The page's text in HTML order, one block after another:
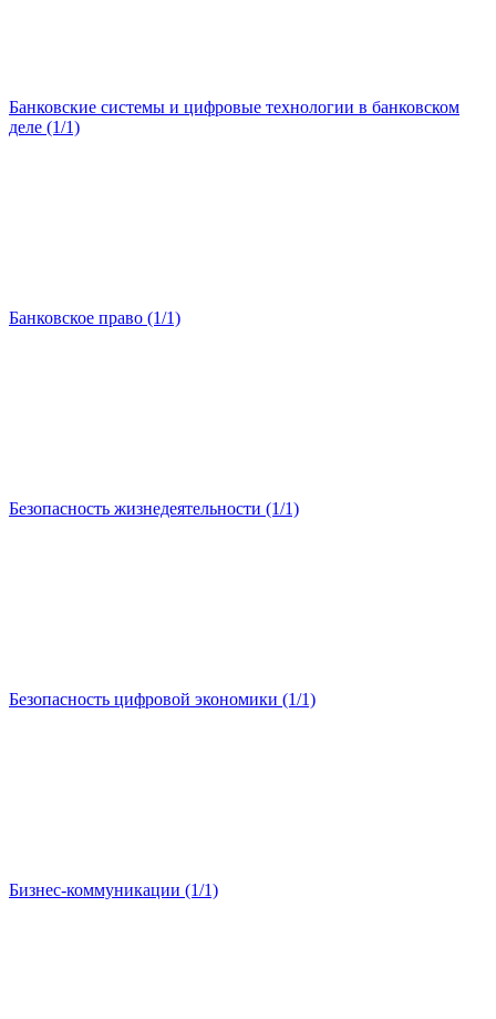
Банковские системы и цифровые технологии в банковском
деле (1/1)
Банковское право (1/1)
Безопасность жизнедеятельности (1/1)
Безопасность цифровой экономики (1/1)
Бизнес-коммуникации (1/1)